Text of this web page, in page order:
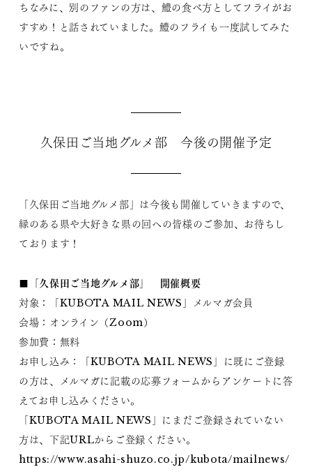
ちなみに、別のファンの方は、鱧の食べ方としてフライがお
すすめ！と話されていました。鱧のフライも一度試してみた
いですね。
久保田ご当地グルメ部 今後の開催予定
「久保田ご当地グルメ部」は今後も開催していきますので、
縁のある県や大好きな県の回への皆様のご参加、お待ちし
ております！
■「久保田ご当地グルメ部」 開催概要
対象：「KUBOTA MAIL NEWS」メルマガ会員
会場：オンライン（Zoom）
参加費：無料
お申し込み：「KUBOTA MAIL NEWS」に既にご登録
の方は、メルマガに記載の応募フォームからアンケートに答
えてお申し込みください。
「KUBOTA MAIL NEWS」にまだご登録されていない
方は、下記URLからご登録ください。
https://www.asahi-shuzo.co.jp/kubota/mailnews/